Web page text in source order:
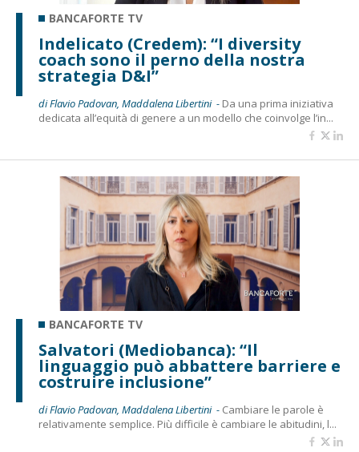
BANCAFORTE TV
Indelicato (Credem): “I diversity
coach sono il perno della nostra
strategia D&I”
di Flavio Padovan, Maddalena Libertini - Da una prima iniziativa
dedicata all’equità di genere a un modello che coinvolge l’in...
BANCAFORTE TV
Salvatori (Mediobanca): “Il
linguaggio può abbattere barriere e
costruire inclusione”
di Flavio Padovan, Maddalena Libertini - Cambiare le parole è
relativamente semplice. Più difficile è cambiare le abitudini, l...